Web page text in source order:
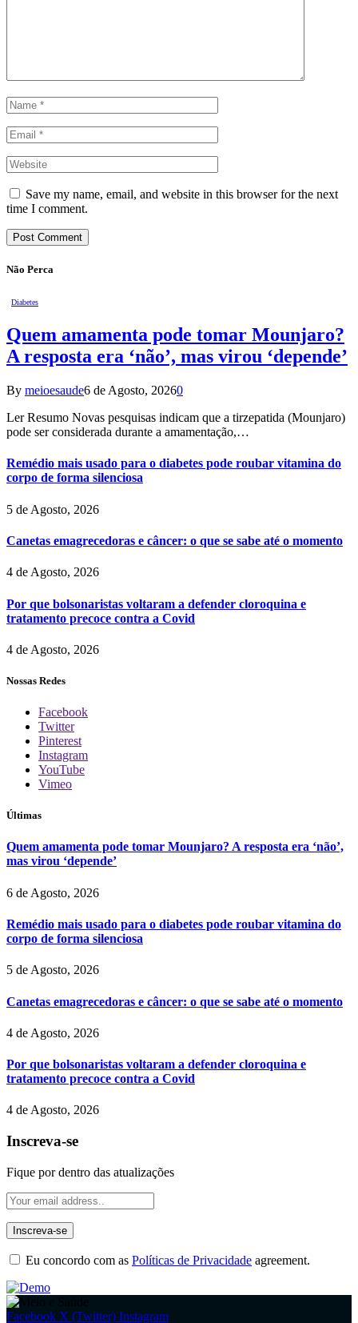
Save my name, email, and website in this browser for the next
time I comment.
Não Perca
Diabetes
Quem amamenta pode tomar Mounjaro?
A resposta era ‘não’, mas virou ‘depende’
By meioesaude6 de Agosto, 20260
Ler Resumo Novas pesquisas indicam que a tirzepatida (Mounjaro)
pode ser considerada durante a amamentação,…
Remédio mais usado para o diabetes pode roubar vitamina do
corpo de forma silenciosa
5 de Agosto, 2026
Canetas emagrecedoras e câncer: o que se sabe até o momento
4 de Agosto, 2026
Por que bolsonaristas voltaram a defender cloroquina e
tratamento precoce contra a Covid
4 de Agosto, 2026
Nossas Redes
Facebook
Twitter
Pinterest
Instagram
YouTube
Vimeo
Últimas
Quem amamenta pode tomar Mounjaro? A resposta era ‘não’,
mas virou ‘depende’
6 de Agosto, 2026
Remédio mais usado para o diabetes pode roubar vitamina do
corpo de forma silenciosa
5 de Agosto, 2026
Canetas emagrecedoras e câncer: o que se sabe até o momento
4 de Agosto, 2026
Por que bolsonaristas voltaram a defender cloroquina e
tratamento precoce contra a Covid
4 de Agosto, 2026
Inscreva-se
Fique por dentro das atualizações
Eu concordo com as Políticas de Privacidade agreement.
Facebook X (Twitter) Instagram